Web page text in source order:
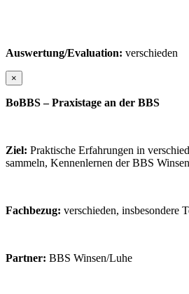
Auswertung/Evaluation: verschieden
×
BoBBS – Praxistage an der BBS
Ziel: Praktische Erfahrungen in
sammeln, Kennenlernen der BBS
Fachbezug: verschieden, insbesondere
Partner: BBS Winsen/Luhe